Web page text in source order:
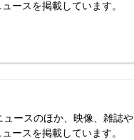
ースを掲載しています。
ースのほか、映像、雑誌や
ースを掲載しています。